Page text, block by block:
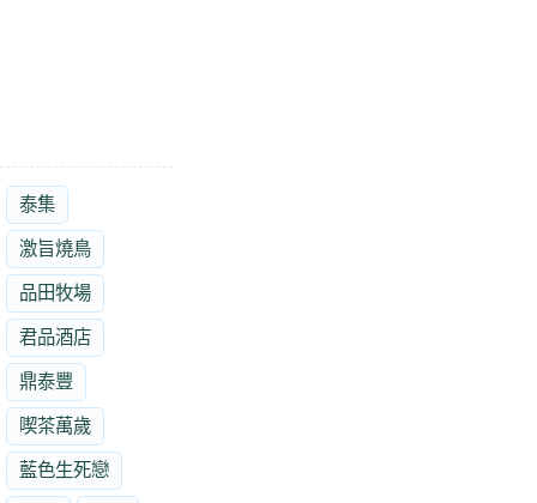
泰集
激旨燒鳥
品田牧場
君品酒店
鼎泰豐
喫茶萬歲
藍色生死戀